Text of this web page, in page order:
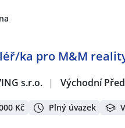
ka pro M&M
s.r.o. | Východní
Kč Plný úvazek